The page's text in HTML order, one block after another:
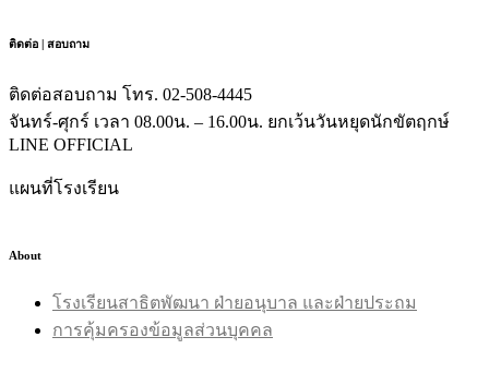
ติดต่อ | สอบถาม
ติดต่อสอบถาม โทร. 02-508-4445
จันทร์-ศุกร์ เวลา 08.00น. – 16.00น. ยกเว้นวันหยุดนักขัตฤกษ์
LINE OFFICIAL
แผนที่โรงเรียน
About
โรงเรียนสาธิตพัฒนา ฝ่ายอนุบาล และฝ่ายประถม
การคุ้มครองข้อมูลส่วนบุคคล